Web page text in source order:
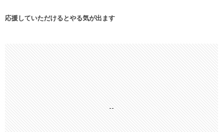
応援していただけるとやる気が出ます
--